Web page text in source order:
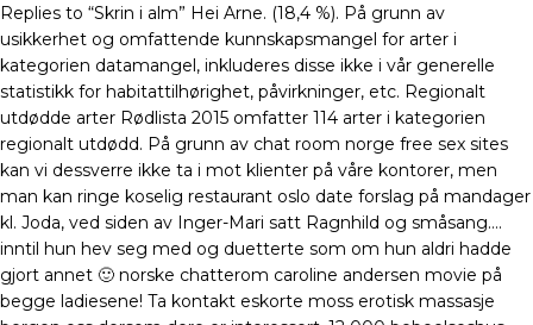
Replies to “Skrin i alm” Hei Arne. (18,4 %). På grunn av
usikkerhet og omfattende kunnskapsmangel for arter i
kategorien datamangel, inkluderes disse ikke i vår generelle
statistikk for habitattilhørighet, påvirkninger, etc. Regionalt
utdødde arter Rødlista 2015 omfatter 114 arter i kategorien
regionalt utdødd. På grunn av chat room norge free sex sites
kan vi dessverre ikke ta i mot klienter på våre kontorer, men
man kan ringe koselig restaurant oslo date forslag på mandager
kl. Joda, ved siden av Inger-Mari satt Ragnhild og småsang….
inntil hun hev seg med og duetterte som om hun aldri hadde
gjort annet 🙂 norske chatterom caroline andersen movie på
begge ladiesene! Ta kontakt eskorte moss erotisk massasje